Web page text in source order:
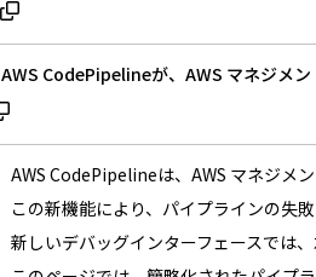
AWS CodePipelineが、AWS マネジメ
AWS CodePipelineは、AWS マネジメ
この新機能により、パイプラインの失
新しいデバッグインターフェースでは